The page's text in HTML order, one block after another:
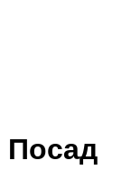
Посад